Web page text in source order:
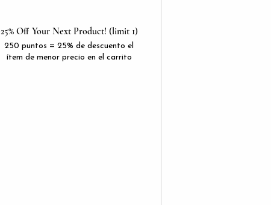
25% Off Your Next Product! (limit 1)
250 puntos = 25% de descuento el
ítem de menor precio en el carrito